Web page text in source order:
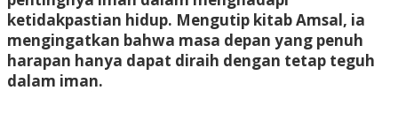
ketidakpastian hidup. Mengutip kitab Amsal, ia
mengingatkan bahwa masa depan yang penuh
harapan hanya dapat diraih dengan tetap teguh
dalam iman.